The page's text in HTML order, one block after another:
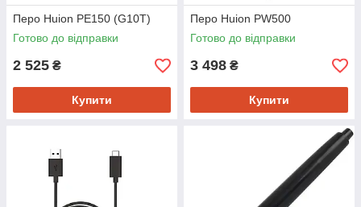
Перо Huion PE150 (G10T)
Готово до відправки
2 525 ₴
Купити
Перо Huion PW500
Готово до відправки
3 498 ₴
Купити